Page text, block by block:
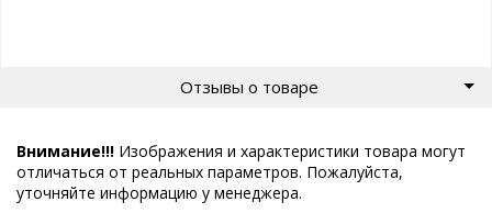
Отзывы о товаре
Внимание!!! Изображения и характеристики товара могут
отличаться от реальных параметров. Пожалуйста,
уточняйте информацию у менеджера.